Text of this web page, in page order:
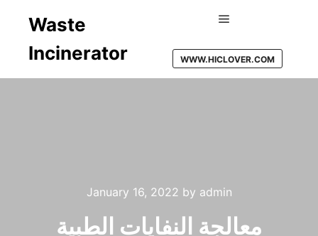
Waste
Incinerator
WWW.HICLOVER.COM
January 16, 2022 by admin
معالجة النفايات الطبية